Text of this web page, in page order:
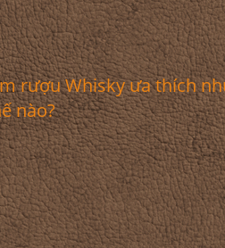
rượu Whisky ưa thích
nào?